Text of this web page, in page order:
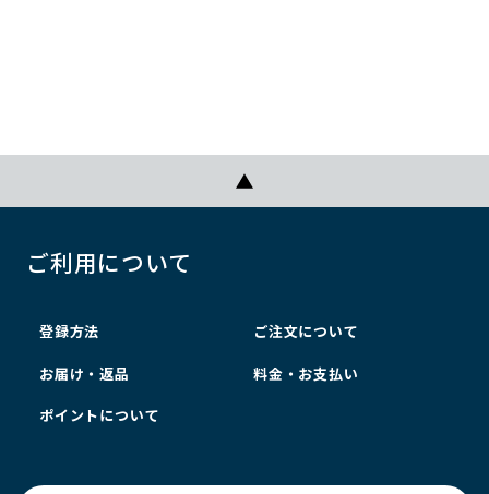
ご利用について
登録方法 ご注文について
お届け・返品 料金・お支払い
ポイントについて